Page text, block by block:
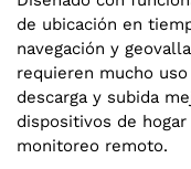
de ubicación en
navegación y
requieren mucho
descarga y subida
dispositivos de
monitoreo remoto.